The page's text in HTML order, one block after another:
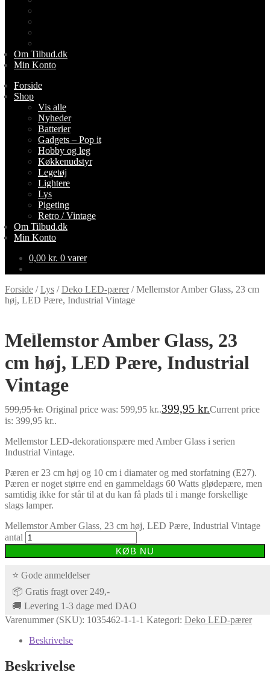
Om Tilbud.dk
Min Konto
Forside
Shop
Vis alle
Nyheder
Batterier
Gadgets – Pop it
Hobby og leg
Køkkenudstyr
Legetøj
Lightere
Lys
Pigeting
Retro / Vintage
Om Tilbud.dk
Min Konto
0,00 kr. 0 varer
Forside /Lys /Deko LED-pærer/Mellemstor Amber Glass, 23 cm
høj, LED Pære, Industrial Vintage
-33%
Mellemstor Amber Glass, 23
cm høj, LED Pære, Industrial
Vintage
599,95kr. Original price was: 599,95 kr..399,95 kr.Current price
is: 399,95 kr..
Mellemstor LED-dekorationspære med Amber Glass i serien
Industrial Vintage.
Pæren er 23 cm høj og 10 cm i diamater og med storfatning (E27).
Pæren er noget større end en gammeldags 60 Watts glødepære, men
samtidig ikke for står til at du kan få plads til i mange forskellige
slags lamper.
Mellemstor Amber Glass, 23 cm høj, LED Pære, Industrial Vintage
antal
KØB NU
⭐ Gode anmeldelser
📦 Gratis fragt over 249,-
🚚 Levering 1-3 dage med DAO
Varenummer (SKU): 1035462-1-1-1 Kategori: Deko LED-pærer
Beskrivelse
Beskrivelse